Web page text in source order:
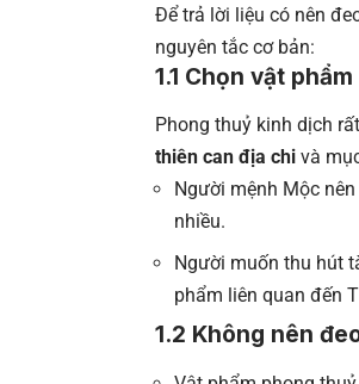
Để trả lời liệu có nên
nguyên tắc cơ bản:
1.1 Chọn vật
Phong thuỷ kinh dịch
thiên can địa chi và
Người mệnh Mộc
nhiều.
Người muốn thu hút
phẩm liên quan đến
1.2 Không nên